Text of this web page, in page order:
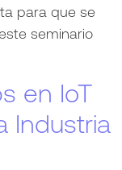
para que se
seminario
en IoT
Industria